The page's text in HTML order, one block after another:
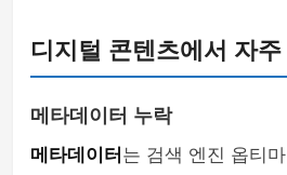
디지털 콘텐츠에서 자
메타데이터 누락
메타데이터 는 검색 엔진 옵티